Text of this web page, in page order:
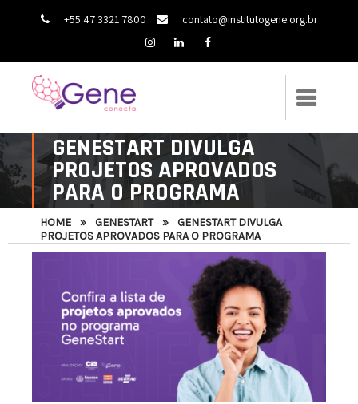
+55 47 3321 7800 contato@institutogene.org.br
GENESTART DIVULGA
PROJETOS APROVADOS
PARA O PROGRAMA
HOME » GENESTART »
GENESTART DIVULGA
PROJETOS APROVADOS PARA O PROGRAMA